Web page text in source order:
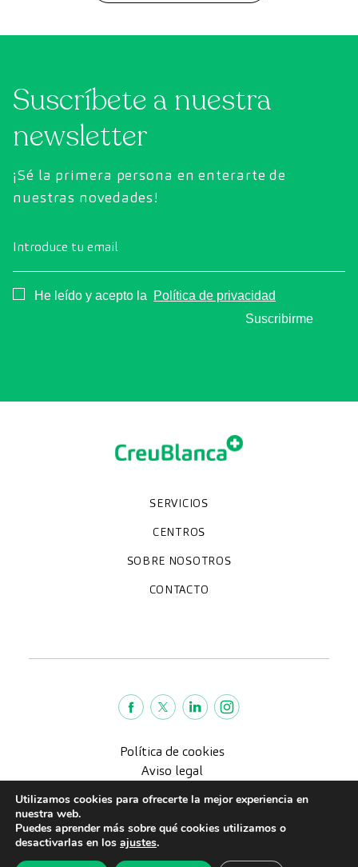
Suscríbete a nuestra
newsletter
¡Sé la primera persona en enterarte de
nuestras novedades!
Introduce tu email
Consentimiento
He leído y acepto la
Política de privacidad
Suscribirme
SERVICIOS
Especialidades
Diagnóstico por la imagen
Chequeos y revisiones médicas
Unidades especializadas
CENTROS
Clínica CreuBlanca
CreuBlanca Tarradellas
Diagnosis Médica
Hospital CreuBlanca Maresme
SOBRE NOSOTROS
Quiénes somos
Trabaja con nosotros
Blog
CreuBlanca Empresas
Fundación Privada Imhotep
Preguntas frecuentes
CONTACTO
CreuBlanca © 2022 |
Política de cookies
Aviso legal
Política de calidad
Utilizamos cookies para ofrecerte la mejor experiencia en
nuestra web.
Puedes aprender más sobre qué cookies utilizamos o
desactivarlas en los ajustes.